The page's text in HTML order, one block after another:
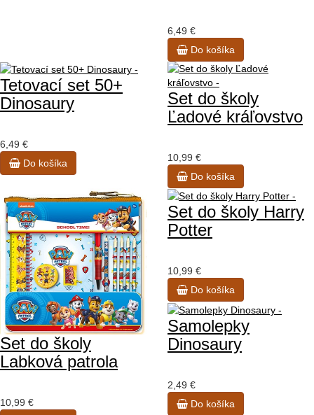
6,49 €
Do košíka
Tetovací set 50+
Dinosaury
6,49 €
Do košíka
Set do školy
Ľadové kráľovstvo
10,99 €
Do košíka
Set do školy
Labková patrola
10,99 €
Set do školy Harry
Potter
10,99 €
Do košíka
Samolepky
Dinosaury
2,49 €
Do košíka